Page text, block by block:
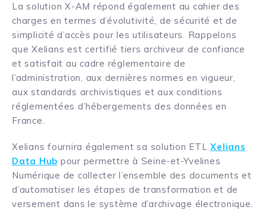
La solution X-AM répond également au cahier des
charges en termes d’évolutivité, de sécurité et de
simplicité d’accès pour les utilisateurs. Rappelons
que Xelians est certifié tiers archiveur de confiance
et satisfait au cadre réglementaire de
l’administration, aux dernières normes en vigueur,
aux standards archivistiques et aux conditions
réglementées d’hébergements des données en
France.
Xelians fournira également sa solution ETLXelians
Data Hub pour permettre à Seine-et-Yvelines
Numérique de collecter l’ensemble des documents et
d’automatiser les étapes de transformation et de
versement dans le système d’archivage électronique.